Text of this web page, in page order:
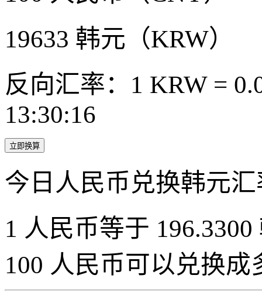
19633 韩元（KRW）
反向汇率：1 KRW =
13:30:16
立即换算
今日人民币兑换韩元
1 人民币等于
100 人民币可以兑换成